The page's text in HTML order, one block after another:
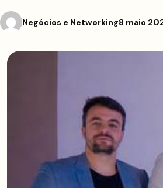
Negócios e Networking8 maio